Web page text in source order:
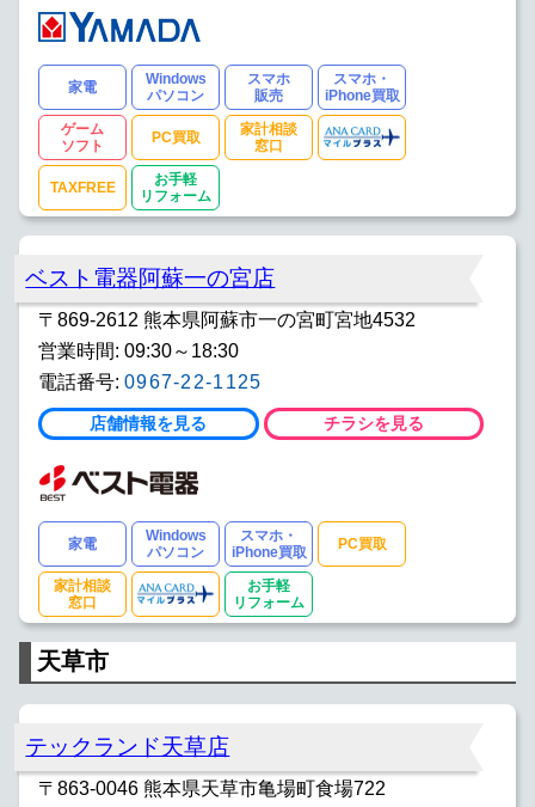
家電
Windows
パソコン
スマホ
販売
スマホ・
iPhone買取
ゲーム
ソフト
PC買取
家計相談
窓口
TAXFREE
お手軽
リフォーム
ベスト電器阿蘇一の宮店
〒869-2612 熊本県阿蘇市一の宮町宮地4532
営業時間: 09:30～18:30
電話番号: 0967-22-1125
店舗情報を見る チラシを見る
家電
Windows
パソコン
スマホ・
iPhone買取
PC買取
家計相談
窓口
お手軽
リフォーム
天草市
テックランド天草店
〒863-0046 熊本県天草市亀場町食場722